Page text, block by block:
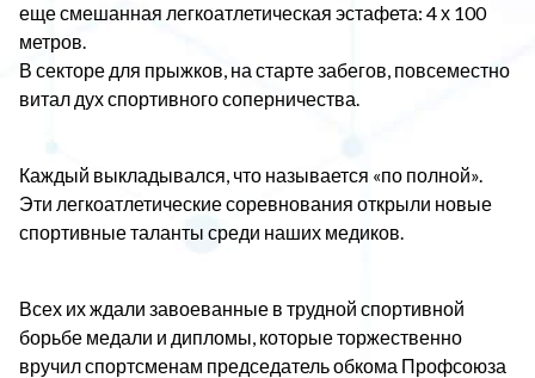
еще смешанная легкоатлетическая эстафета: 4 х 100
метров.
В секторе для прыжков, на старте забегов, повсеместно
витал дух спортивного соперничества.
Каждый выкладывался, что называется «по полной».
Эти легкоатлетические соревнования открыли новые
спортивные таланты среди наших медиков.
Всех их ждали завоеванные в трудной спортивной
борьбе медали и дипломы, которые торжественно
вручил спортсменам председатель обкома Профсоюза